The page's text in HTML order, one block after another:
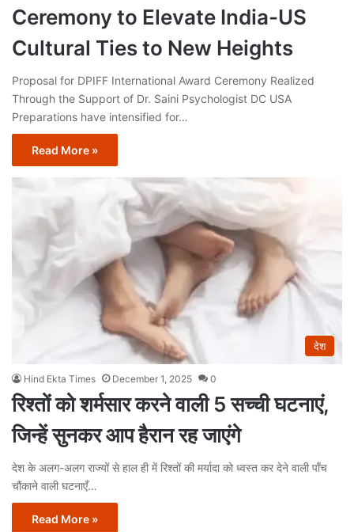
Ceremony to Elevate India-US
Cultural Ties to New Heights
Proposal for DPIFF International Award Ceremony Realized
Through the Support of Dr. Saini Psychologist DC USA
Preparations have intensified for…
Read More »
देश
Hind Ekta Times December 1, 2025 0
रिश्तों को शर्मसार करने वाली 5 सच्ची घटनाएं,
जिन्हें सुनकर आप हैरान रह जाएंगे
देश के अलग-अलग राज्यों से हाल ही में रिश्तों की मर्यादा को ध्वस्त कर देने वाली पाँच
चौंकाने वाली घटनाएँ…
Read More »